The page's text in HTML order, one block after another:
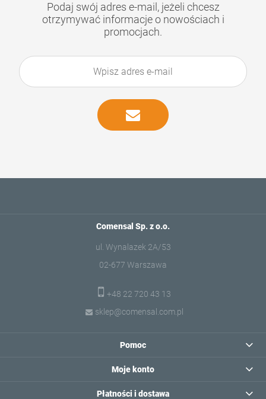
Podaj swój adres e-mail, jeżeli chcesz
otrzymywać informacje o nowościach i
promocjach.
Comensal Sp. z o.o.
ul. Wynalazek 2A/53
02-677 Warszawa
+48 22 720 43 13
sklep@comensal.com.pl
Pomoc
Moje konto
Płatności i dostawa